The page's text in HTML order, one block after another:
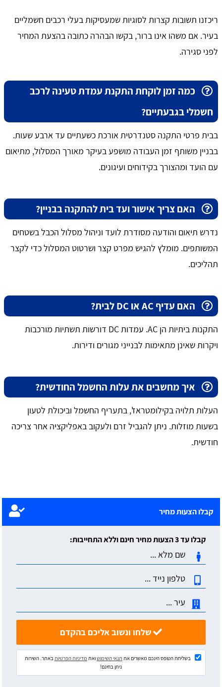
ריכזנו תשובות קצרות לסוגיות שמעסיקות בעלי רכבים חשמליים
בעיר. אם משהו אינו ברור, בקשו הבהרה כתובה בהצעת המחיר
לפני סגירה.
כמה זמן לוקחת התקנת עמדת טעינה לרכב
חשמלי בגבעתיים?
בבית פרטי התקנה סטנדרטית אורכת כשעתיים עד ארבע שעות.
בבניין משותף זמן העבודה מושפע בעיקר מאורך המסלול, מתיאום
עם הועד ומהצורך בקידוחים ועיגונים.
האם צריך אישור ועד בית להתקנה בבניין?
נדרש תיאום והודעה מסודרת לועד וניהול מסלול הכבל בשטחים
המשותפים. מומלץ להגיש מפרט קצר ושרטוט המסלול כדי לקצר
תהליכים.
האם עדיף AC או DC לבית?
התקנות ביתיות הן AC. עמדות DC דורשות תשתיות מורכבות
ויקרות שאינן מתאימות לבנייני מגורים ודירות.
איך מחשבים את עלות החשמל החודשית?
העלות תלויה בקילומטראז', בתעריף החשמל וביכולת לטעון
בשעות מוזלות. ניתן להגביל זרם ולעקוב באפליקציה אחר צריכה
חודשית.
קבלו הצעות מחיר
קבלו עד 3 הצעות מחיר חינם וללא התחייבות:
בשליחת הטופס הינכם מאשרים את תנאי השימושואת מדיניות הפרטיות באתר. השירות
ניתן בחינם!